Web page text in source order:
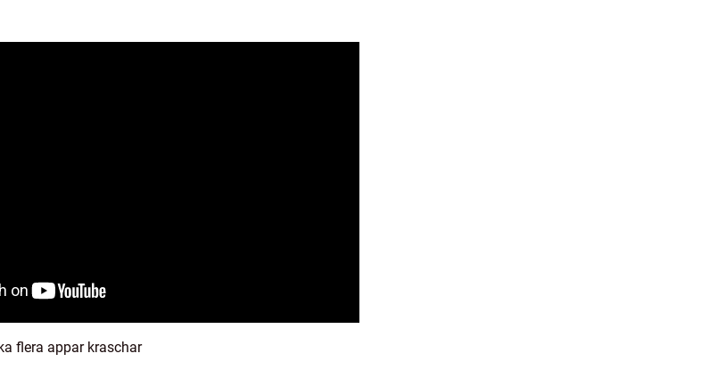
flera appar kraschar